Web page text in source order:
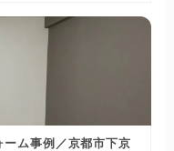
ム事例／京都市下京